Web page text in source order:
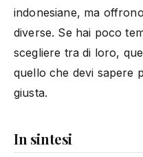
indonesiane, ma
diverse. Se hai poco
scegliere tra di loro,
quello che devi sapere
giusta.
In sintesi